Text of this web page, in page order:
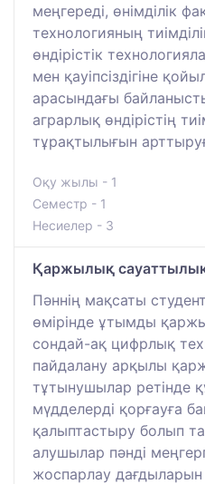
меңгереді, өнімділік
технологияның
өндірістік
мен қауіпсіздігіне
арасындағы
аграрлық өндірістің
тұрақтылығын
Оқу жылы - 1
Семестр - 1
Несиелер - 3
Қаржылық сауаттылық
Пәннің мақсаты
өмірінде ұтымды
сондай-ақ цифрлық
пайдалану арқылы
тұтынушылар ретінде
мүдделерді қорғауға
қалыптастыру болып
алушылар пәнді
жоспарлау